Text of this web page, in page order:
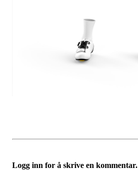
Logg inn for å skrive en kommentar.